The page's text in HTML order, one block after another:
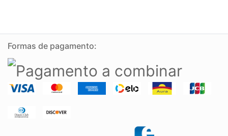
Formas de pagamento: